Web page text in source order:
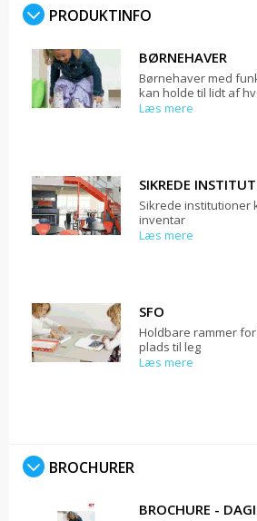
PRODUKTINFO
BØRNEHAVER
Børnehaver med
kan holde til lidt af
Læs mere
SIKREDE
Sikrede
inventar
Læs mere
SFO
Holdbare rammer
plads til leg
Læs mere
BROCHURER
BROCHURE -